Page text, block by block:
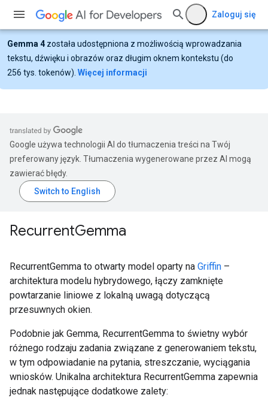
Zaloguj się
Gemma 4 została udostępniona z możliwością wprowadzania
tekstu, dźwięku i obrazów oraz długim oknem kontekstu (do
256 tys. tokenów). Więcej informacji
Google używa technologii AI do tłumaczenia treści na Twój
preferowany język. Tłumaczenia wygenerowane przez AI mogą
zawierać błędy.
RecurrentGemma
RecurrentGemma to otwarty model oparty na Griffin –
architektura modelu hybrydowego, łączy zamknięte
powtarzanie liniowe z lokalną uwagą dotyczącą
przesuwnych okien.
Podobnie jak Gemma, RecurrentGemma to świetny wybór
różnego rodzaju zadania związane z generowaniem tekstu,
w tym odpowiadanie na pytania, streszczanie, wyciągania
wniosków. Unikalna architektura RecurrentGemma zapewnia
jednak następujące dodatkowe zalety: